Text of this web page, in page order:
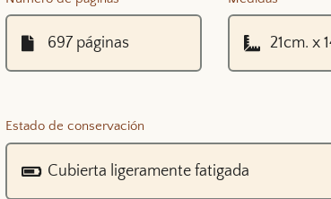
Estado de conservación